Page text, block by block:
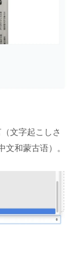
文字起こしさ
和蒙古语）。